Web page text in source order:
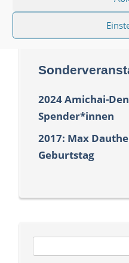
2024 Amichai-
Spender*innen
2017: Max
Geburtstag